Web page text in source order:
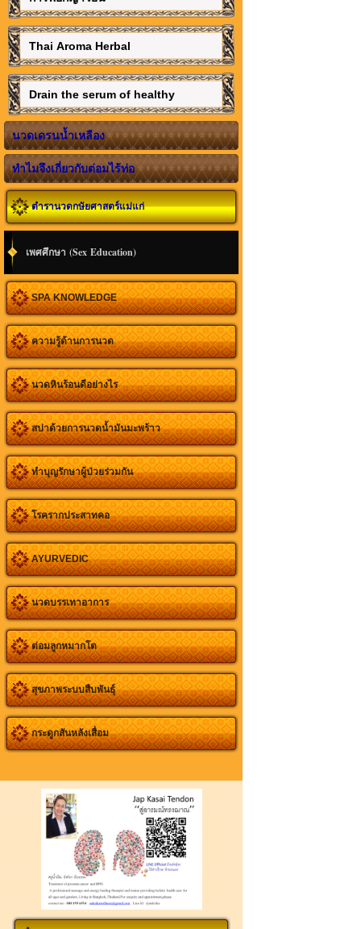
Thai Aroma Herbal
Drain the serum of healthy
นวดเดรนน้ำเหลือง
ทำไมจึงเกี่ยวกับต่อมไร้ท่อ
ตำรานวดกษัยศาสตร์แม่แก่
เพศศึกษา (Sex Education)
SPA KNOWLEDGE
ความรู้ด้านการนวด
นวดหินร้อนดีอย่างไร
สปาด้วยการนวดน้ำมันมะพร้าว
ทำบุญรักษาผู้ป่วยร่วมกัน
โรครากประสาทคอ
AYURVEDIC
นวดบรรเทาอาการ
ต่อมลูกหมากโต
สุขภาพระบบสืบพันธุ์
กระดูกสันหลังเสื่อม